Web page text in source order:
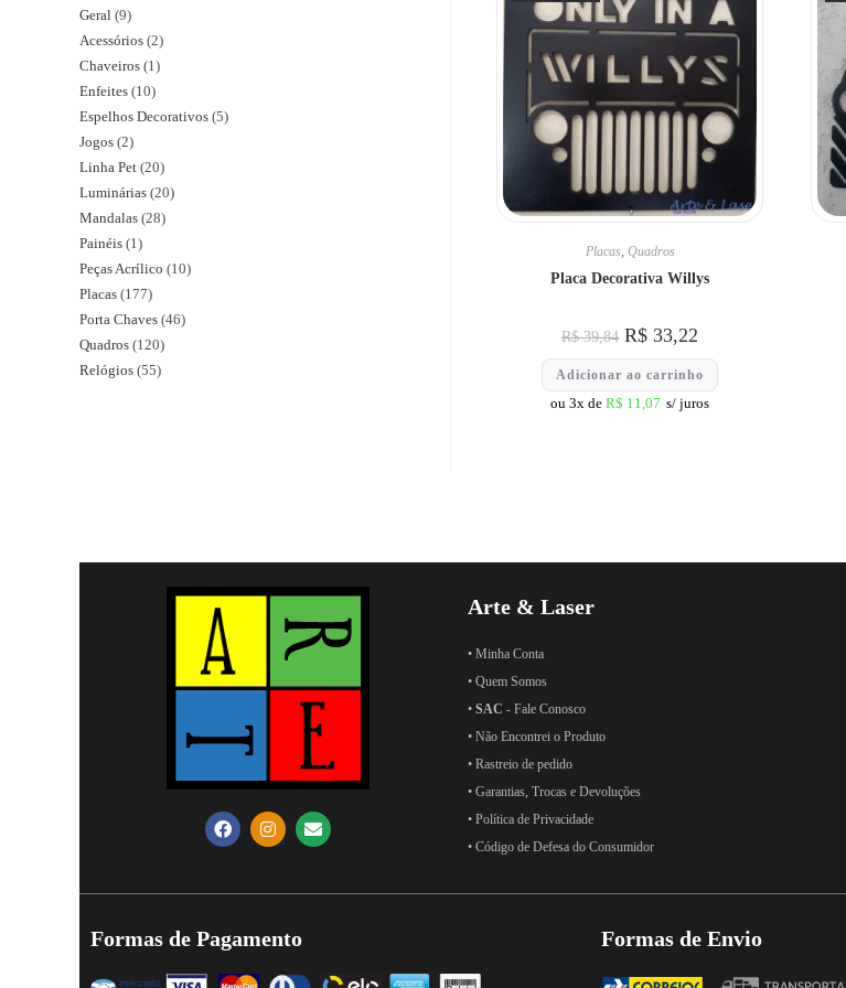
Placas Quadros
Placa Decorativa Willys
R$39,84 R$ 33,22
Adicionar ao carrinho
ou 3x deR$ 11,07 s/ juros
Geral 9
Acessórios 2
Chaveiros 1
Enfeites 10
Espelhos Decorativos 5
Jogos 2
Linha Pet 20
Luminárias 20
Mandalas 28
Painéis 1
Peças Acrílico 10
Placas 177
Porta Chaves 46
Quadros 120
Relógios 55
Arte & Laser
• Minha Conta
• Quem Somos
• SAC - Fale Conosco
• Não Encontrei o Produto
• Rastreio de pedido
• Garantias, Trocas e Devoluções
• Política de Privacidade
• Código de Defesa do Consumidor
Formas de Pagamento Formas de Envio